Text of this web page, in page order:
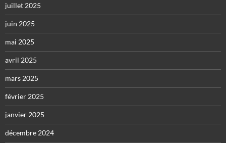
juillet 2025
juin 2025
mai 2025
avril 2025
mars 2025
février 2025
janvier 2025
décembre 2024